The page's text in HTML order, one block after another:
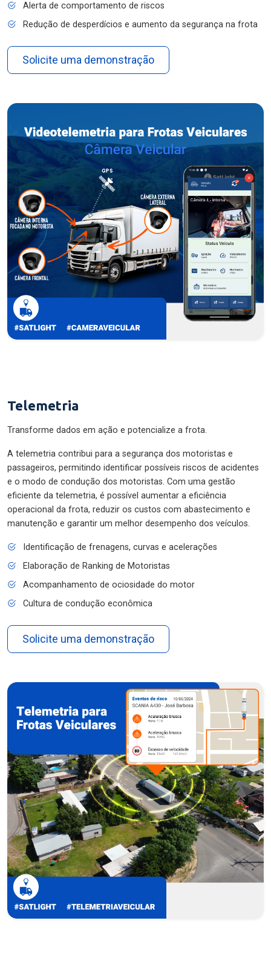
Alerta de comportamento de riscos
Redução de desperdícios e aumento da segurança na frota
Solicite uma demonstração
Telemetria
Transforme dados em ação e potencialize a frota.
A telemetria contribui para a segurança dos motoristas e
passageiros, permitindo identificar possíveis riscos de acidentes
e o modo de condução dos motoristas. Com uma gestão
eficiente da telemetria, é possível aumentar a eficiência
operacional da frota, reduzir os custos com abastecimento e
manutenção e garantir um melhor desempenho dos veículos.
Identificação de frenagens, curvas e acelerações
Elaboração de Ranking de Motoristas
Acompanhamento de ociosidade do motor
Cultura de condução econômica
Solicite uma demonstração